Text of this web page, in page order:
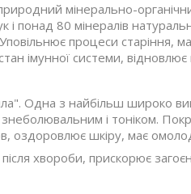
мінерально-
і понад 80 мінералів
процеси старіння,
імунної системи,
Одна з найбільш широко
і тоніком.
оздоровлює шкіру, має
хвороби, прискорює